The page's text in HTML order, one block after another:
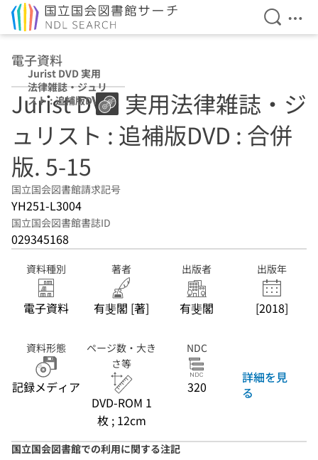
検索を
メ
電子資料
Jurist DVD 実用
法律雑誌・ジュリ
スト : 追補版DVD
: 合併版 5-15
Jurist DVD 実用法律雑誌・ジ
ュリスト : 追補版DVD : 合併
版. 5-15
国立国会図書館請求記号
YH251-L3004
国立国会図書館書誌ID
029345168
資料種別
電子資料
著者
有斐閣 [著]
出版者
有斐閣
出版年
[2018]
資料形態
記録メディア
ページ数・大き
さ等
DVD-ROM 1
枚 ; 12cm
NDC
320
詳細を見
る
国立国会図書館での利用に関する注記